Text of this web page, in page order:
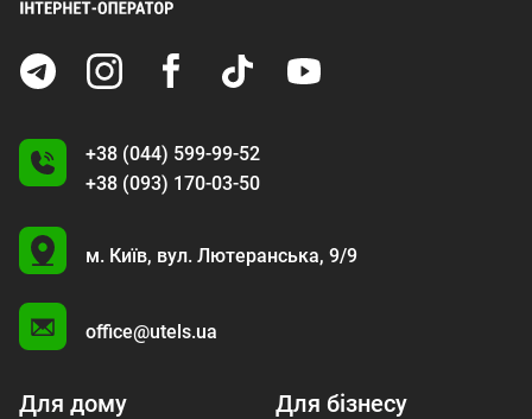
+38 (044) 599-99-52
+38 (093) 170-03-50
U
м. Київ, вул. Лютеранська, 9/9
office@utels.ua
Для дому
Для бізнесу